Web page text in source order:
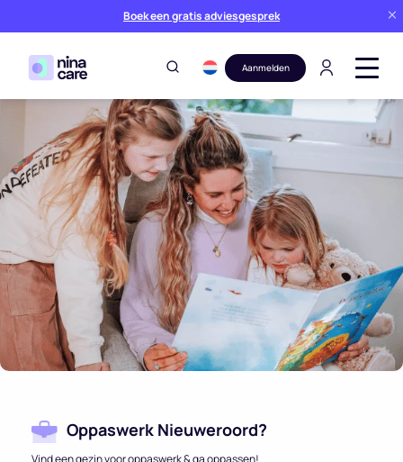
Boek een gratis adviesgesprek
Aanmelden
Oppaswerk Nieuweroord?
Vind een gezin voor oppaswerk & ga oppassen!